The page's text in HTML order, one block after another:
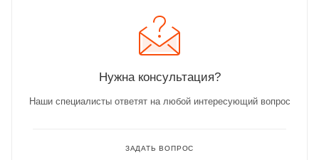
Нужна консультация?
Наши специалисты ответят на любой интересующий вопрос
ЗАДАТЬ ВОПРОС